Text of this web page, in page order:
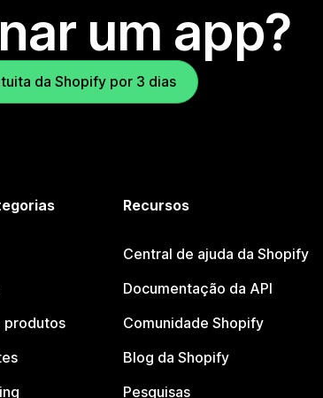
um app?
da Shopify por 3 dias
produtos
Recursos
Central de ajuda da Shopify
Documentação da API
Comunidade Shopify
Blog da Shopify
Pesquisas